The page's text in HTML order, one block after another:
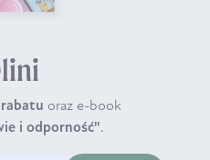
rabatu oraz e-book
i odporność".